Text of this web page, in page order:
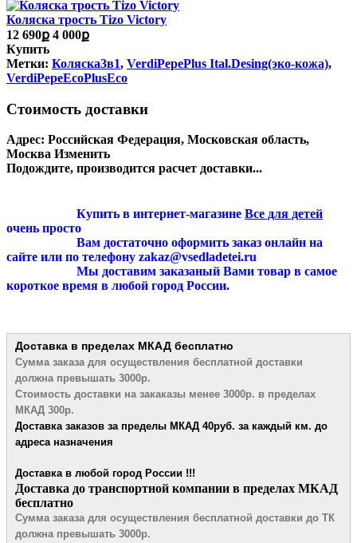
Коляска трость Tizo Victory
12 690ք 4 000ք
Купить
Метки: Коляска3в1, VerdiPepePlus Ital.Desing(эко-кожа),
VerdiPepeEcoPlusEco
Стоимость доставки
Адрес: Российская Федерация, Московская область,
Москва Изменить
Подождите, производится расчет доставки...
Купить в интернет-магазине Все для детей
очень просто
Вам достаточно оформить заказ онлайн на
сайте или по телефону zakaz@vsedladetei.ru
Мы доставим заказаный Вами товар в самое
короткое время в любой город России.
Доставка в пределах МКАД бесплатно
Сумма заказа для осуществления бесплатной доставки
должна превышать 3000р.
Стоимость доставки на закаказы менее 3000р. в пределах
МКАД 300р.
Доставка заказов за пределы МКАД 40руб. за каждый км. до
адреса назначения
Доставка в любой город России !!!
​Доставка до транспортной компании в пределах МКАД
бесплатно
Сумма заказа для осуществления бесплатной доставки до ТК
должна превышать 3000р.